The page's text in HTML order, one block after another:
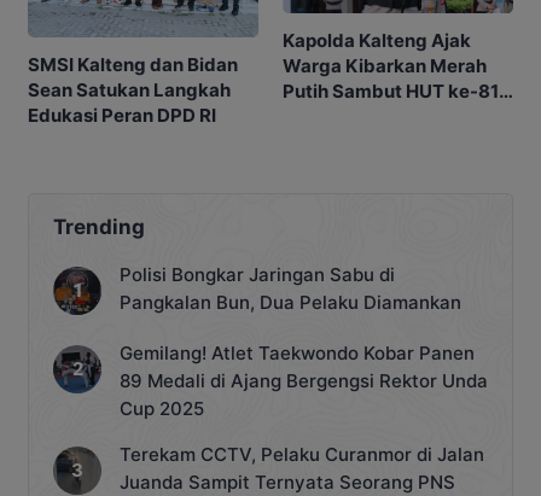
SMSI Kalteng dan Bidan
Sean Satukan Langkah
Edukasi Peran DPD RI
Kapolda Kalteng Ajak
Warga Kibarkan Merah
Putih Sambut HUT ke-81
Trending
Polisi Bongkar Jaringan Sabu di
Pangkalan Bun, Dua Pelaku Diamankan
Gemilang! Atlet Taekwondo Kobar Panen
89 Medali di Ajang Bergengsi Rektor Unda
Cup 2025
Terekam CCTV, Pelaku Curanmor di Jalan
Juanda Sampit Ternyata Seorang PNS